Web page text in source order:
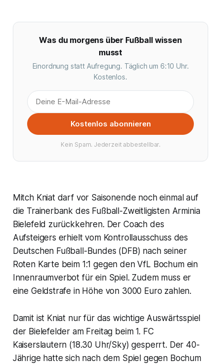
Was du morgens über Fußball wissen
musst
Einordnung statt Aufregung. Täglich um 6:10 Uhr.
Kostenlos.
Kostenlos abonnieren
Kein Spam. Jederzeit abbestellbar.
Mitch Kniat darf vor Saisonende noch einmal auf
die Trainerbank des Fußball-Zweitligisten Arminia
Bielefeld zurückkehren. Der Coach des
Aufsteigers erhielt vom Kontrollausschuss des
Deutschen Fußball-Bundes (DFB) nach seiner
Roten Karte beim 1:1 gegen den VfL Bochum ein
Innenraumverbot für ein Spiel. Zudem muss er
eine Geldstrafe in Höhe von 3000 Euro zahlen.
Damit ist Kniat nur für das wichtige Auswärtsspiel
der Bielefelder am Freitag beim 1. FC
Kaiserslautern (18.30 Uhr/Sky) gesperrt. Der 40-
Jährige hatte sich nach dem Spiel gegen Bochum